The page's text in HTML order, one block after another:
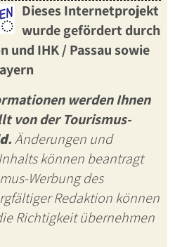
Dieses Internetprojekt
wurde gefördert durch
und IHK / Passau sowie
werden Ihnen
von der Tourismus-
.Änderungen und
können beantragt
Werbung des
Redaktion können
Richtigkeit übernehmen